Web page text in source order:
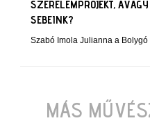
SZERELEMPROJEKT,
SEBEINK?
Szabó Imola Julianna a Bolygó
MÁS